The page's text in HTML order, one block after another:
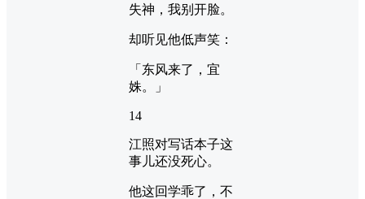
失神，我别开脸。
却听见他低声笑：
「东风来了，宜
姝。」
14
江照对写话本子这
事儿还没死心。
他这回学乖了，不